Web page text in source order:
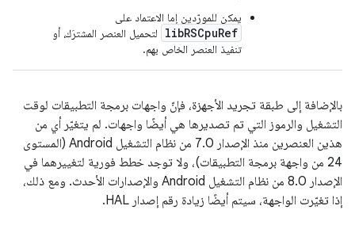
يمكن للمورّدين إما الاعتماد على
libRSCpuRef
لتحميل العنصر المشترَك، أو
تنفيذ العنصر الخاص بهم.
بالإضافة إلى طبقة تجريد الأجهزة، فإنّ واجهات برمجة التطبيقات لوقت
التشغيل والرموز التي تم تصديرها هي أيضًا واجهات. لم يتغيّر أي من
هذين العنصرين منذ الإصدار 7.0 من نظام التشغيل Android (المستوى
24 من واجهة برمجة التطبيقات)، ولا توجد خطط فورية لتغييرهما في
الإصدار 8.0 من نظام التشغيل Android والإصدارات الأحدث. ومع ذلك،
إذا تغيّرت الواجهة، سيتم أيضًا زيادة رقم إصدار HAL.